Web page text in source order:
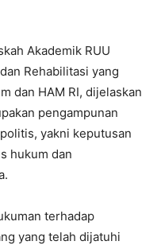
Akademik RUU
Rehabilitasi yang
dan HAM RI, dijelaskan
pengampunan
yakni keputusan
hukum dan
terhadap
yang telah dijatuhi